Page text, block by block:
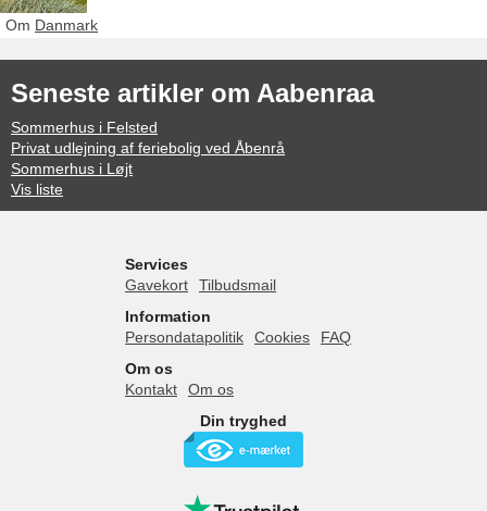
Om Danmark
Seneste artikler om Aabenraa
Sommerhus i Felsted
Privat udlejning af feriebolig ved Åbenrå
Sommerhus i Løjt
Vis liste
Services
Gavekort
Tilbudsmail
Information
Persondatapolitik
Cookies
FAQ
Om os
Kontakt
Om os
Din tryghed